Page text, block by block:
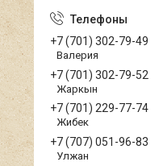
+7 (701) 302-79-49
Валерия
+7 (701) 302-79-52
Жаркын
+7 (701) 229-77-74
Жибек
+7 (707) 051-96-83
Улжан